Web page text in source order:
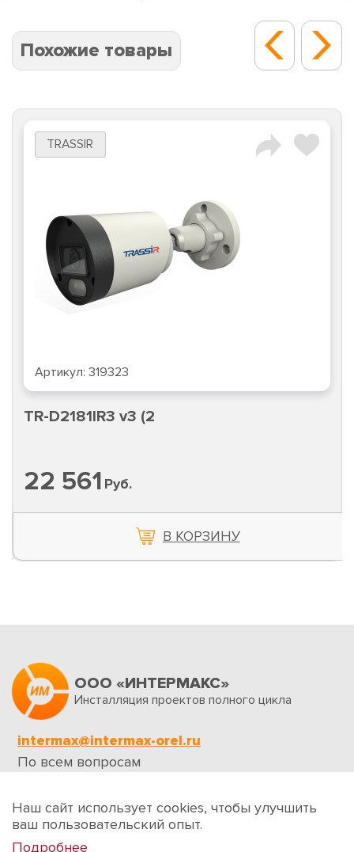
Похожие товары
TRASSIR
Артикул: 319323
TR-D2181IR3 v3 (2
22 561 Руб.
В КОРЗИНУ
ООО «ИНТЕРМАКС»
Инсталляция проектов полного цикла
intermax@intermax-orel.ru
По всем вопросам
Обратная связь
Наш сайт использует cookies, чтобы улучшить
ваш пользовательский опыт.
Подробнее